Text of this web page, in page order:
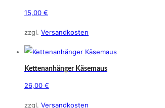
auf.
Die
Optionen
können
auf
der
15,00 €
zzgl. Versandkosten
Kettenanhänger Käsemaus
26,00 €
zzgl. Versandkosten